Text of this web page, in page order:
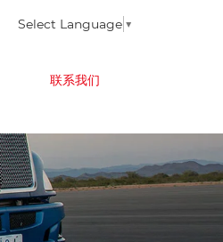
Select Language ▼
联系我们